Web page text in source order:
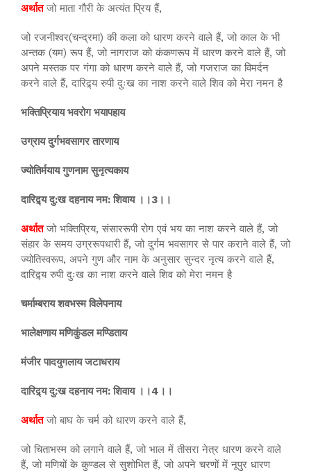
अर्थातजो माता गौरी के अत्यंत प्रिय हैं,
जो रजनीश्वर(चन्द्रमा) की कला को धारण करने वाले हैं, जो काल के भी
अन्तक (यम) रूप हैं, जो नागराज को कंकणरूप में धारण करने वाले हैं, जो
अपने मस्तक पर गंगा को धारण करने वाले हैं, जो गजराज का विमर्दन
करने वाले हैं, दारिद्र्य रुपी दुःख का नाश करने वाले शिव को मेरा नमन है
भक्तिप्रियाय भवरोग भयापहाय
उग्राय दुर्गभवसागर तारणाय
ज्योतिर्मयाय गुणनाम सुनृत्यकाय
दारिद्र्य दु:ख दहनाय नम: शिवाय ।।3।।
अर्थातजो भक्तिप्रिय, संसाररूपी रोग एवं भय का नाश करने वाले हैं, जो
संहार के समय उग्ररूपधारी हैं, जो दुर्गम भवसागर से पार कराने वाले हैं, जो
ज्योतिस्वरूप, अपने गुण और नाम के अनुसार सुन्दर नृत्य करने वाले हैं,
दारिद्र्य रुपी दुःख का नाश करने वाले शिव को मेरा नमन है
चर्माम्बराय शवभस्म विलेपनाय
भालेक्षणाय मणिकुंडल मण्डिताय
मंजीर पादयुगलाय जटाधराय
दारिद्र्य दु:ख दहनाय नम: शिवाय ।।4।।
अर्थातजो बाघ के चर्म को धारण करने वाले हैं,
जो चिताभस्म को लगाने वाले हैं, जो भाल में तीसरा नेत्र धारण करने वाले
हैं, जो मणियों के कुण्डल से सुशोभित हैं, जो अपने चरणों में नूपुर धारण